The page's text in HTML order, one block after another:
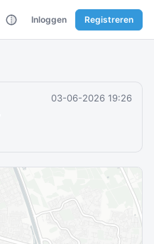
Inloggen Registreren
03-06-2026 19:26